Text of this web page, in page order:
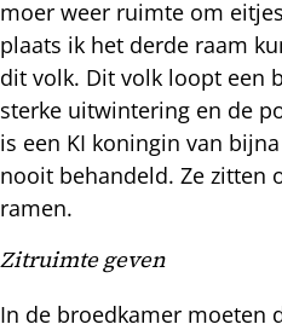
moer weer ruimte om
plaats ik het derde raam
dit volk. Dit volk loopt een
sterke uitwintering en de
is een KI koningin van
nooit behandeld. Ze zitten
ramen.
Zitruimte geven
In de broedkamer moeten